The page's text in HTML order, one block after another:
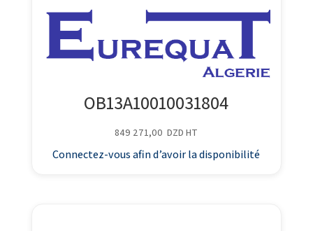
OB13A10010031804
849 271,00 DZD HT
Connectez-vous afin d’avoir la disponibilité